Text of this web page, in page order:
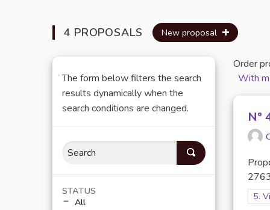
4 PROPOSALS New proposal
The form below filters the search
results dynamically when the
search conditions are changed.
STATUS
All
Order
With
N°
5.